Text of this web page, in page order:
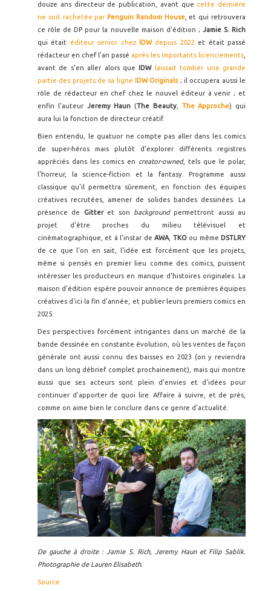
douze ans directeur de publication, avant que cette dernière
ne soit rachetée par Penguin Random House, et qui retrouvera
ce rôle de DP pour la nouvelle maison d'édition ; Jamie S. Rich
qui était éditeur senior chez IDW depuis 2022 et était passé
rédacteur en chef l'an passé après les importants licenciements
avant de s'en aller alors que
IDW
laissait tomber une grande
partie des projets de sa ligne
IDW Originals; il occupera aussi le
rôle de rédacteur en chef chez le nouvel éditeur à venir ; et
enfin l'auteur Jeremy Haun (The Beauty, The Approche) qui
aura lui la fonction de directeur créatif.
Bien entendu, le quatuor ne compte pas aller dans les comics
de super-héros mais plutôt d'explorer différents registres
appréciés dans les comics en creator-owned, tels que le polar,
l'horreur, la science-fiction et la fantasy. Programme aussi
classique qu'il permettra sûrement, en fonction des équipes
créatives recrutées, amener de solides bandes dessinées. La
présence de
Gitter et son backgroundpermettront aussi au
projet d'être proches du milieu télévisuel et
cinématographique, et à l'instar deAWA, TKO ou même DSTLRY
de ce que l'on en sait, l'idée est forcément que les projets,
même si pensés en premier lieu comme des comics, puissent
intéresser les producteurs en manque d'histoires originales. La
maison d'édition espère pouvoir annonce de premières équipes
créatives d'ici la fin d'année, et publier leurs premiers comics en
2025.
Des perspectives forcément intrigantes dans un marché de la
bande dessinée en constante évolution, où les ventes de façon
générale ont aussi connu des baisses en 2023 (on y reviendra
dans un long débrief complet prochainement), mais qui montre
aussi que ses acteurs sont plein d'envies et d'idées pour
continuer d'apporter de quoi lire. Affaire à suivre, et de près,
comme on aime bien le conclure dans ce genre d'actualité.
De gauche à droite : Jamie S. Rich, Jeremy Haun et Filip Sablik.
Photographie de Lauren Elisabeth.
Source